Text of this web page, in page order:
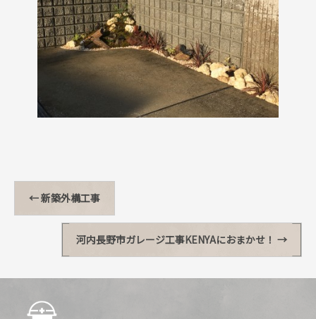
←新築外構工事
河内長野市ガレージ工事KENYAにおまかせ！ →